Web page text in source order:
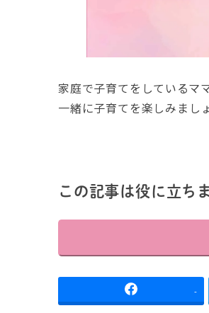
家庭で子育てをしているマ
一緒に子育てを楽しみまし
この記事は役に立ち
-